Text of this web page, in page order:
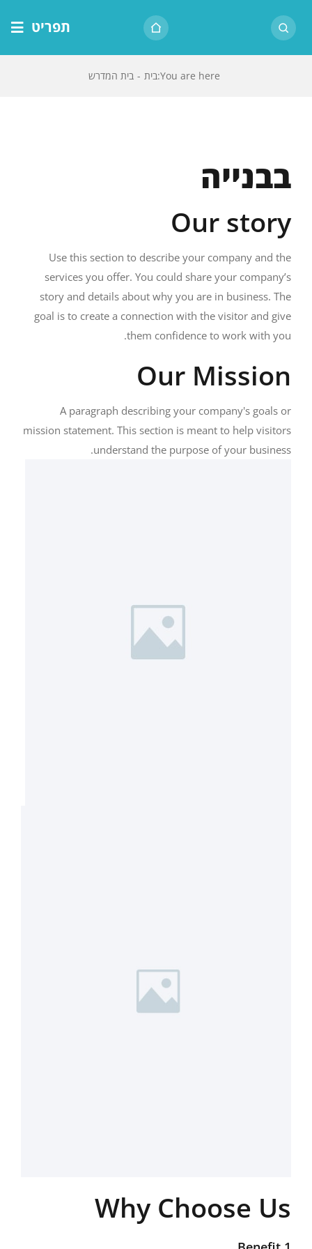
לתוכן
תפריט
שיעורים
You are here
:בית - בית המדרש
בבנייה
Our story
Use this section to describe your company and the
services you offer. You could share your company’s
story and details about why you are in business. The
goal is to create a connection with the visitor and give
them confidence to work with you.
Our Mission
A paragraph describing your company's goals or
mission statement. This section is meant to help visitors
understand the purpose of your business.
Why Choose Us